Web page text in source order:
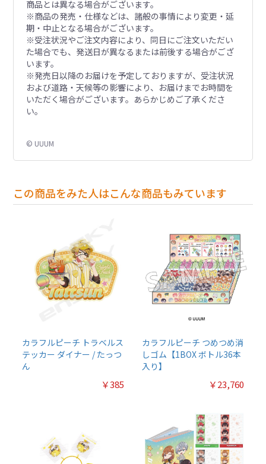
商品とは異なる場合がございます。
※商品の発売・仕様などは、諸般の事情により変更・延
期・中止となる場合がございます。
※受注状況やご注文内容により、同日にご注文いただい
た場合でも、発送日が異なるまたは前後する場合がござ
います。
※発売日以降のお届けを予定しておりますが、受注状況
および道路・天候等の影響により、お届けまでお時間を
いただく場合がございます。あらかじめご了承くださ
い。
© UUUM
この商品をみた人はこんな商品もみています
カラフルピーチ トラベルス
テッカー ダイナー / たっつ
ん
￥385
カラフルピーチ つめつめ消
しゴム【1BOX ボトル36本
入り】
￥23,760